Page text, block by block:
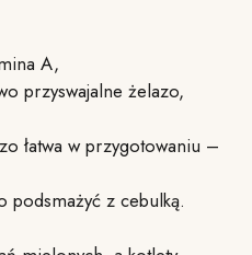
A,
przyswajalne żelazo,
łatwa w przygotowaniu –
podsmażyć z cebulką.